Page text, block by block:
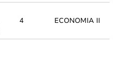
4 ECONOMIA II